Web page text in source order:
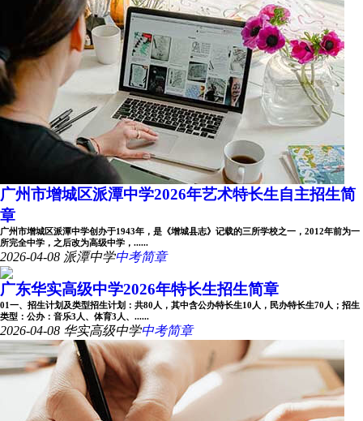
广州市增城区派潭中学2026年艺术特长生自主招生简
章
广州市增城区派潭中学创办于1943年，是《增城县志》记载的三所学校之一，2012年前为一
所完全中学，之后改为高级中学，......
2026-04-08 派潭中学中考简章
广东华实高级中学2026年特长生招生简章
01一、招生计划及类型招生计划：共80人，其中含公办特长生10人，民办特长生70人；招生
类型：公办：音乐3人、体育3人、......
2026-04-08 华实高级中学中考简章